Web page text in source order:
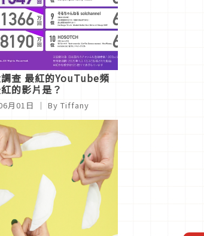
查 最紅的YouTube頻
的影片是？
月01日 ｜ By Tiffany